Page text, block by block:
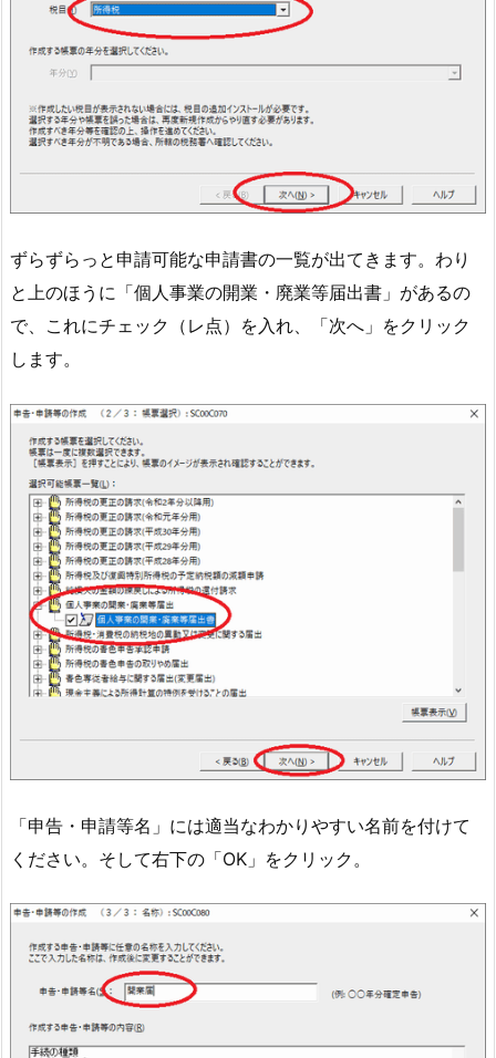
ずらずらっと申請可能な申請書の一覧が出てきます。わり
と上のほうに「個人事業の開業・廃業等届出書」があるの
で、これにチェック（レ点）を入れ、「次へ」をクリック
します。
「申告・申請等名」には適当なわかりやすい名前を付けて
ください。そして右下の「OK」をクリック。